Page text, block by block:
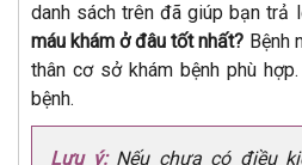
danh sách trên đã giúp bạn trả
máu khám ở đâu tốt nhất? Bệnh
thân cơ sở khám bệnh phù
bệnh.
Lưu ý:Nếu chưa có điều